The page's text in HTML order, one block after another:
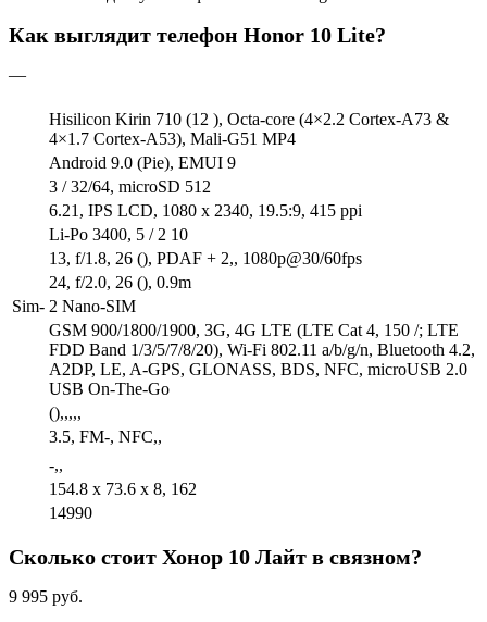
Как выглядит телефон Honor 10 Lite?
—
Hisilicon Kirin 710 (12 ), Octa-core (4×2.2 Cortex-A73 &
4×1.7 Cortex-A53), Mali-G51 MP4
Android 9.0 (Pie), EMUI 9
3 / 32/64, microSD 512
6.21, IPS LCD, 1080 x 2340, 19.5:9, 415 ppi
Li-Po 3400, 5 / 2 10
13, f/1.8, 26 (), PDAF + 2,, 1080p@30/60fps
24, f/2.0, 26 (), 0.9m
Sim- 2 Nano-SIM
GSM 900/1800/1900, 3G, 4G LTE (LTE Cat 4, 150 /; LTE
FDD Band 1/3/5/7/8/20), Wi-Fi 802.11 a/b/g/n, Bluetooth 4.2,
A2DP, LE, A-GPS, GLONASS, BDS, NFC, microUSB 2.0
USB On-The-Go
(),,,,,
3.5, FM-, NFC,,
-,,
154.8 x 73.6 x 8, 162
14990
Сколько стоит Хонор 10 Лайт в связном?
9 995 руб.